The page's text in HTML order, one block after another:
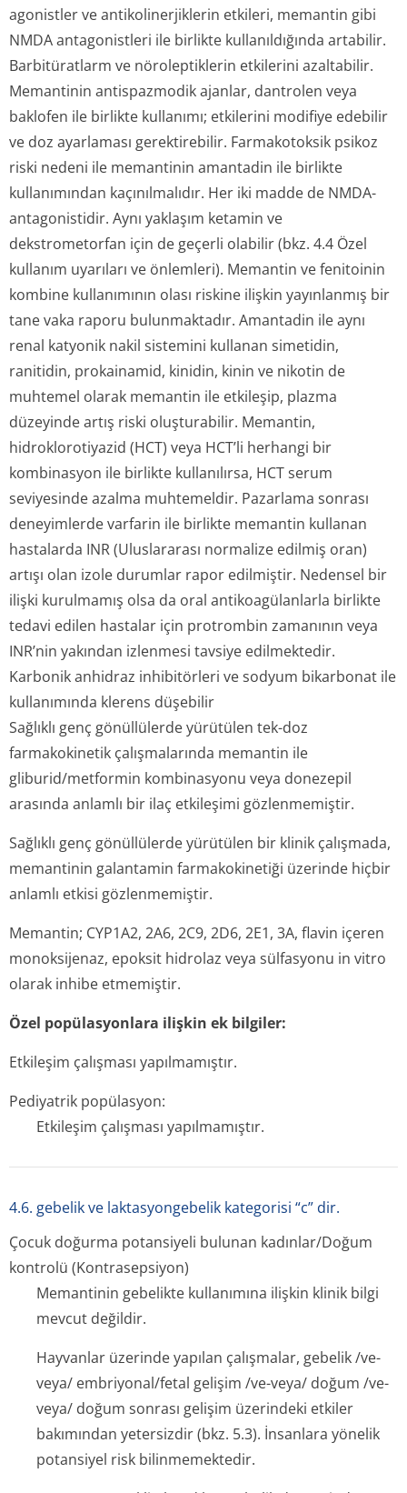
agonistler ve antikolinerjiklerin etkileri, memantin gibi
NMDA antagonistleri ile birlikte kullanıldığında artabilir.
Barbitüratlarm ve nöroleptiklerin etkilerini azaltabilir.
Memantinin antispazmodik ajanlar, dantrolen veya
baklofen ile birlikte kullanımı; etkilerini modifiye edebilir
ve doz ayarlaması gerektirebilir. Farmakotoksik psikoz
riski nedeni ile memantinin amantadin ile birlikte
kullanımından kaçınılmalıdır. Her iki madde de NMDA-
antagonistidir. Aynı yaklaşım ketamin ve
dekstrometorfan için de geçerli olabilir (bkz. 4.4 Özel
kullanım uyarıları ve önlemleri). Memantin ve fenitoinin
kombine kullanımının olası riskine ilişkin yayınlanmış bir
tane vaka raporu bulunmaktadır. Amantadin ile aynı
renal katyonik nakil sistemini kullanan simetidin,
ranitidin, prokainamid, kinidin, kinin ve nikotin de
muhtemel olarak memantin ile etkileşip, plazma
düzeyinde artış riski oluşturabilir. Memantin,
hidroklorotiyazid (HCT) veya HCT’li herhangi bir
kombinasyon ile birlikte kullanılırsa, HCT serum
seviyesinde azalma muhtemeldir. Pazarlama sonrası
deneyimlerde varfarin ile birlikte memantin kullanan
hastalarda INR (Uluslararası normalize edilmiş oran)
artışı olan izole durumlar rapor edilmiştir. Nedensel bir
ilişki kurulmamış olsa da oral antikoagülanlarla birlikte
tedavi edilen hastalar için protrombin zamanının veya
INR’nin yakından izlenmesi tavsiye edilmektedir.
Karbonik anhidraz inhibitörleri ve sodyum bikarbonat ile
kullanımında klerens düşebilir
Sağlıklı genç gönüllülerde yürütülen tek-doz
farmakokinetik çalışmalarında memantin ile
gliburid/metformin kombinasyonu veya donezepil
arasında anlamlı bir ilaç etkileşimi gözlenmemiştir.
Sağlıklı genç gönüllülerde yürütülen bir klinik çalışmada,
memantinin galantamin farmakokinetiği üzerinde hiçbir
anlamlı etkisi gözlenmemiştir.
Memantin; CYP1A2, 2A6, 2C9, 2D6, 2E1, 3A, flavin içeren
monoksijenaz, epoksit hidrolaz veya sülfasyonu in vitro
olarak inhibe etmemiştir.
Özel popülasyonlara ilişkin ek bilgiler:
Etkileşim çalışması yapılmamıştır.
Pediyatrik popülasyon:
Etkileşim çalışması yapılmamıştır.
4.6. gebelik ve laktasyongebelik kategorisi “c” dir.
Çocuk doğurma potansiyeli bulunan kadınlar/Doğum
kontrolü (Kontrasepsiyon)
Memantinin gebelikte kullanımına ilişkin klinik bilgi
mevcut değildir.
Hayvanlar üzerinde yapılan çalışmalar, gebelik /ve-
veya/ embriyonal/fetal gelişim /ve-veya/ doğum /ve-
veya/ doğum sonrası gelişim üzerindeki etkiler
bakımından yetersizdir (bkz. 5.3). İnsanlara yönelik
potansiyel risk bilinmemektedir.